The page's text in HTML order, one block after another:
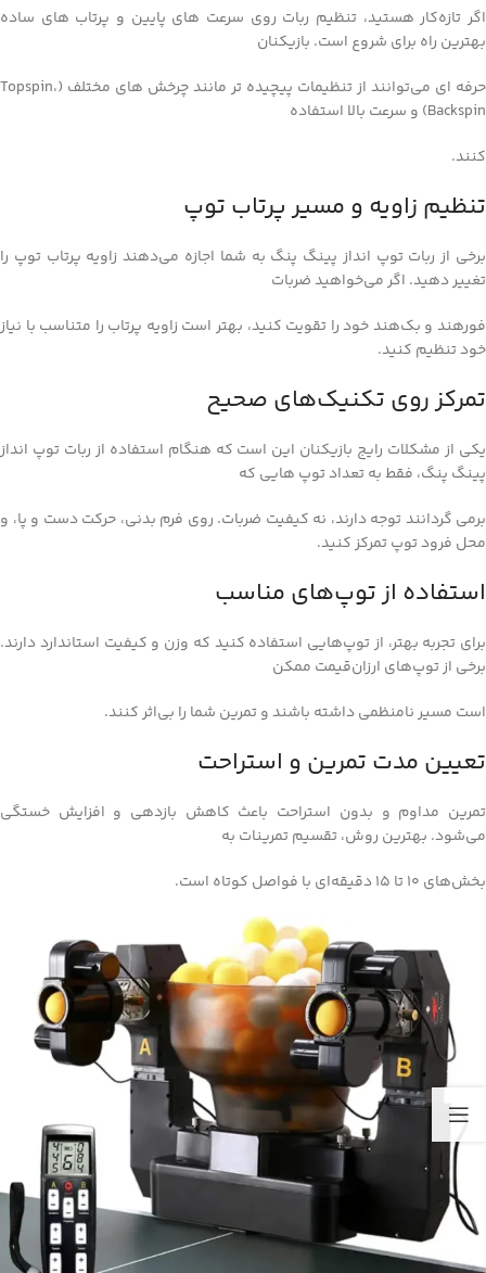
اگر تازه‌کار هستید، تنظیم ربات روی سرعت‌ های پایین و پرتاب‌ های ساده
بهترین راه برای شروع است. بازیکنان
حرفه‌ ای می‌توانند از تنظیمات پیچیده‌ تر مانند چرخش‌ های مختلف (Topspin،
Backspin) و سرعت بالا استفاده
کنند.
تنظیم زاویه و مسیر پرتاب توپ
برخی از ربات توپ‌ انداز پینگ پنگ به شما اجازه می‌دهند زاویه پرتاب توپ را
تغییر دهید. اگر می‌خواهید ضربات
فورهند و بک‌هند خود را تقویت کنید، بهتر است زاویه پرتاب را متناسب با نیاز
خود تنظیم کنید.
تمرکز روی تکنیک‌های صحیح
یکی از مشکلات رایج بازیکنان این است که هنگام استفاده از ربات توپ‌ انداز
پینگ پنگ، فقط به تعداد توپ‌ هایی که
برمی‌ گردانند توجه دارند، نه کیفیت ضربات. روی فرم بدنی، حرکت دست و پا، و
محل فرود توپ تمرکز کنید.
استفاده از توپ‌های مناسب
برای تجربه بهتر، از توپ‌هایی استفاده کنید که وزن و کیفیت استاندارد دارند.
برخی از توپ‌های ارزان‌قیمت ممکن
است مسیر نامنظمی داشته باشند و تمرین شما را بی‌اثر کنند.
تعیین مدت تمرین و استراحت
تمرین مداوم و بدون استراحت باعث کاهش بازدهی و افزایش خستگی
می‌شود. بهترین روش، تقسیم تمرینات به
بخش‌های ۱۰ تا ۱۵ دقیقه‌ای با فواصل کوتاه است.